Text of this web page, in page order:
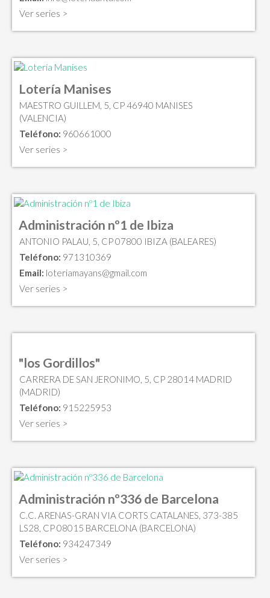
Ver series >
Lotería Manises
MAESTRO GUILLEM, 5, CP 46940 MANISES
(VALENCIA)
Teléfono: 960661000
Ver series >
Administración nº1 de Ibiza
ANTONIO PALAU, 5, CP 07800 IBIZA (BALEARES)
Teléfono: 971310369
Email: loteriamayans@gmail.com
Ver series >
"los Gordillos"
CARRERA DE SAN JERONIMO, 5, CP 28014 MADRID
(MADRID)
Teléfono: 915225953
Ver series >
Administración nº336 de Barcelona
C.C. ARENAS-GRAN VIA CORTS CATALANES, 373-385
LS28, CP 08015 BARCELONA (BARCELONA)
Teléfono: 934247349
Ver series >